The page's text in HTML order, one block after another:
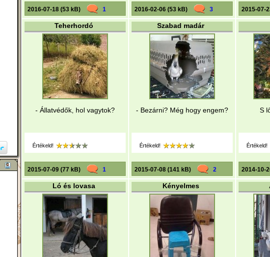
2016-07-18 (53 kB) 1 2016-02-06 (53 kB) 3 2015-07-
Teherhordó
- Állatvédők, hol vagytok?
Értékeld!
2015-07-09 (77 kB) 1
Szabad madár
- Bezárni? Még hogy engem?
Értékeld!
2015-07-08 (141 kB) 2
S
Értékeld!
2014-10-
Ló és lovasa Kényelmes